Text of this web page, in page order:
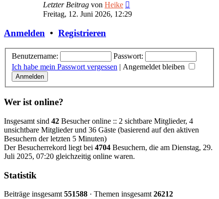
Letzter Beitrag von Heike
Beitrag
Freitag, 12. Juni 2026, 12:29
Anmelden • Registrieren
Benutzername:
Passwort:
Ich habe mein Passwort vergessen | Angemeldet bleiben
Wer ist online?
Insgesamt sind 42 Besucher online :: 2 sichtbare Mitglieder, 4
unsichtbare Mitglieder und 36 Gäste (basierend auf den aktiven
Besuchern der letzten 5 Minuten)
Der Besucherrekord liegt bei 4704 Besuchern, die am Dienstag, 29.
Juli 2025, 07:20 gleichzeitig online waren.
Statistik
Beiträge insgesamt 551588 · Themen insgesamt 26212